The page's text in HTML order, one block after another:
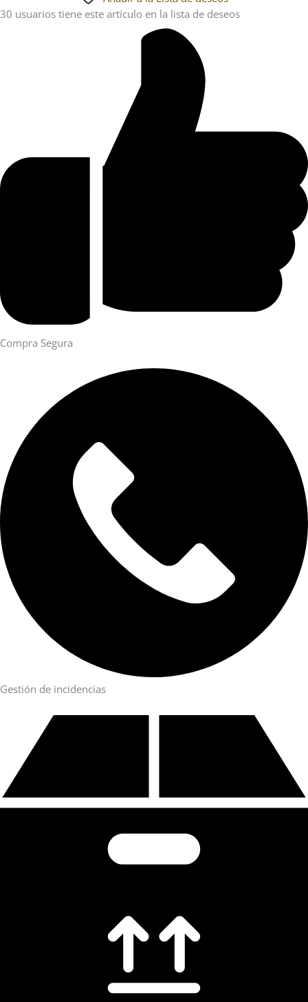
30 usuarios tiene este artículo en la lista de deseos
Compra Segura
Gestión de incidencias